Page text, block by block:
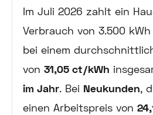
Im Juli 2026 zahlt ein
Verbrauch von 3.500
bei einem
von 31,05 ct/kWh
im Jahr. Bei Neukunden,
einen Arbeitspreis von